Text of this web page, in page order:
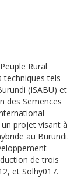
Rural
techniques tels
(ISABU) et
des Semences
projet visant à
au Burundi.
de trois
et Solhy017.